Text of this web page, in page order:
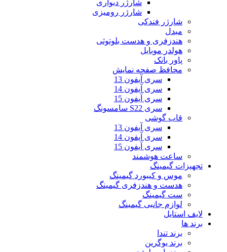
شارژر دیواری
شارژر رومیزی
شارژر فندکی
مبدل
هندزفری و هدست بلوتوثی
هولدر موبایل
پاور بانک
محافظ صفحه نمایش
سری آیفون 13
سری آیفون 14
سری آیفون 15
سری S22 سامسونگ
قاب گوشی
سری آیفون 13
سری آیفون 14
سری آیفون 15
ساعت هوشمند
تجهیزات گیمینگ
موس و کیبورد گیمینگ
هدست و هندزفری گیمینگ
ست گیمینگ
لوازم جانبی گیمینگ
لایف استایل
برند ها
برند تندا
برند یوگرین